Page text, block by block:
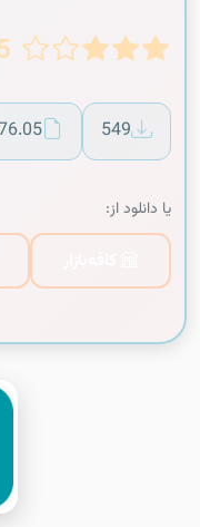
549
MB
یا دانلود از: